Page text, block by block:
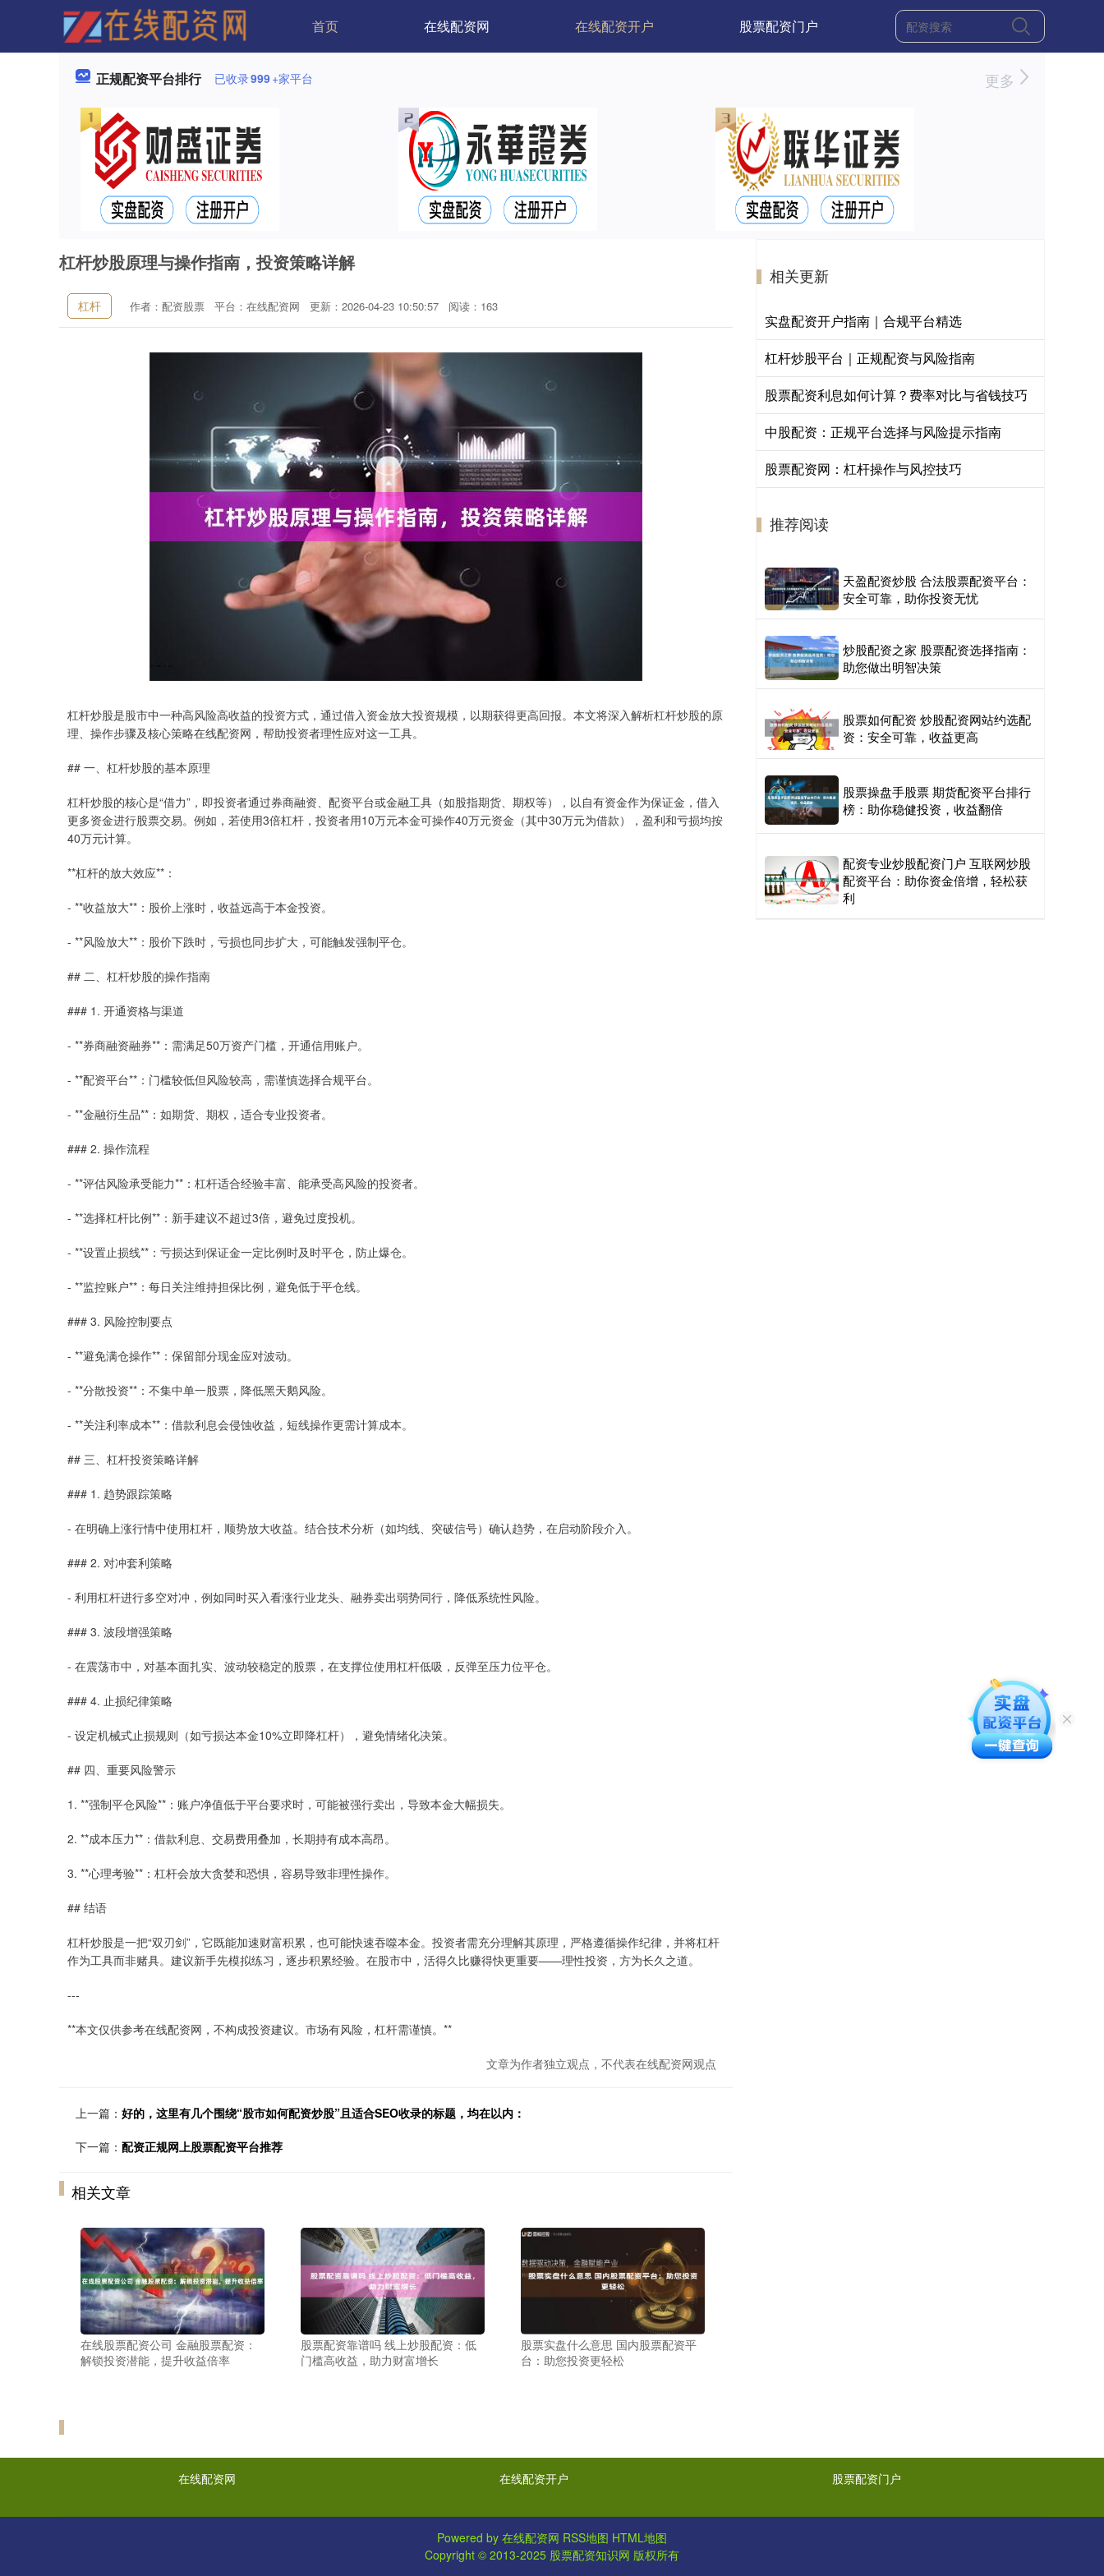
首页 在线配资网 在线配资开户 股票配资门户
正规配资平台排行 已收录999+家平台 更多
杠杆炒股原理与操作指南，投资策略详解
杠杆 作者：配资股票 平台：在线配资网 更新：2026-04-23 10:50:57 阅读：163
杠杆炒股是股市中一种高风险高收益的投资方式，通过借入资金放大投资规模，以期获得更高回报。本文将深入解析杠杆炒股的原
理、操作步骤及核心策略在线配资网，帮助投资者理性应对这一工具。
## 一、杠杆炒股的基本原理
杠杆炒股的核心是“借力”，即投资者通过券商融资、配资平台或金融工具（如股指期货、期权等），以自有资金作为保证金，借入
更多资金进行股票交易。例如，若使用3倍杠杆，投资者用10万元本金可操作40万元资金（其中30万元为借款），盈利和亏损均按
40万元计算。
**杠杆的放大效应**：
- **收益放大**：股价上涨时，收益远高于本金投资。
- **风险放大**：股价下跌时，亏损也同步扩大，可能触发强制平仓。
## 二、杠杆炒股的操作指南
### 1. 开通资格与渠道
- **券商融资融券**：需满足50万资产门槛，开通信用账户。
- **配资平台**：门槛较低但风险较高，需谨慎选择合规平台。
- **金融衍生品**：如期货、期权，适合专业投资者。
### 2. 操作流程
- **评估风险承受能力**：杠杆适合经验丰富、能承受高风险的投资者。
- **选择杠杆比例**：新手建议不超过3倍，避免过度投机。
- **设置止损线**：亏损达到保证金一定比例时及时平仓，防止爆仓。
- **监控账户**：每日关注维持担保比例，避免低于平仓线。
### 3. 风险控制要点
- **避免满仓操作**：保留部分现金应对波动。
- **分散投资**：不集中单一股票，降低黑天鹅风险。
- **关注利率成本**：借款利息会侵蚀收益，短线操作更需计算成本。
## 三、杠杆投资策略详解
### 1. 趋势跟踪策略
- 在明确上涨行情中使用杠杆，顺势放大收益。结合技术分析（如均线、突破信号）确认趋势，在启动阶段介入。
### 2. 对冲套利策略
- 利用杠杆进行多空对冲，例如同时买入看涨行业龙头、融券卖出弱势同行，降低系统性风险。
### 3. 波段增强策略
- 在震荡市中，对基本面扎实、波动较稳定的股票，在支撑位使用杠杆低吸，反弹至压力位平仓。
### 4. 止损纪律策略
- 设定机械式止损规则（如亏损达本金10%立即降杠杆），避免情绪化决策。
## 四、重要风险警示
1. **强制平仓风险**：账户净值低于平台要求时，可能被强行卖出，导致本金大幅损失。
2. **成本压力**：借款利息、交易费用叠加，长期持有成本高昂。
3. **心理考验**：杠杆会放大贪婪和恐惧，容易导致非理性操作。
## 结语
杠杆炒股是一把“双刃剑”，它既能加速财富积累，也可能快速吞噬本金。投资者需充分理解其原理，严格遵循操作纪律，并将杠杆
作为工具而非赌具。建议新手先模拟练习，逐步积累经验。在股市中，活得久比赚得快更重要——理性投资，方为长久之道。
---
**本文仅供参考在线配资网，不构成投资建议。市场有风险，杠杆需谨慎。**
文章为作者独立观点，不代表在线配资网观点
上一篇： 好的，这里有几个围绕“股市如何配资炒股”且适合SEO收录的标题，均在以内：
下一篇： 配资正规网上股票配资平台推荐
相关文章
在线股票配资公司 金融股票配资：
解锁投资潜能，提升收益倍率
股票配资靠谱吗 线上炒股配资：低
门槛高收益，助力财富增长
股票实盘什么意思 国内股票配资平
台：助您投资更轻松
相关更新
实盘配资开户指南｜合规平台精选
杠杆炒股平台｜正规配资与风险指南
股票配资利息如何计算？费率对比与省钱技巧
中股配资：正规平台选择与风险提示指南
股票配资网：杠杆操作与风控技巧
推荐阅读
天盈配资炒股 合法股票配资平台：
安全可靠，助你投资无忧
炒股配资之家 股票配资选择指南：
助您做出明智决策
股票如何配资 炒股配资网站约选配
资：安全可靠，收益更高
股票操盘手股票 期货配资平台排行
榜：助你稳健投资，收益翻倍
配资专业炒股配资门户 互联网炒股
配资平台：助你资金倍增，轻松获
利
在线配资网 在线配资开户 股票配资门户
Powered by 在线配资网 RSS地图 HTML地图
Copyright © 2013-2025 股票配资知识网 版权所有